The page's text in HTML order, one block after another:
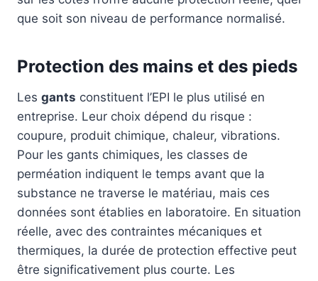
que soit son niveau de performance normalisé.
Protection des mains et des pieds
Les gants constituent l’EPI le plus utilisé en
entreprise. Leur choix dépend du risque :
coupure, produit chimique, chaleur, vibrations.
Pour les gants chimiques, les classes de
perméation indiquent le temps avant que la
substance ne traverse le matériau, mais ces
données sont établies en laboratoire. En situation
réelle, avec des contraintes mécaniques et
thermiques, la durée de protection effective peut
être significativement plus courte. Les